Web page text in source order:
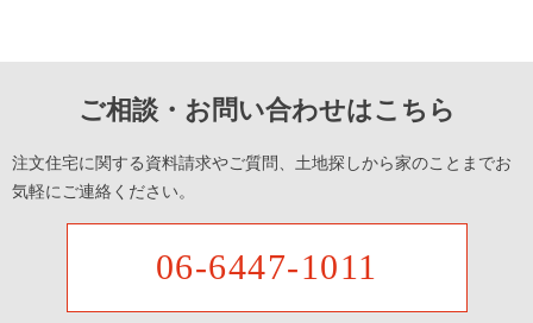
ご相談・お問い合わせはこちら
注文住宅に関する資料請求やご質問、土地探しから家のことまでお
気軽にご連絡ください。
06-6447-1011